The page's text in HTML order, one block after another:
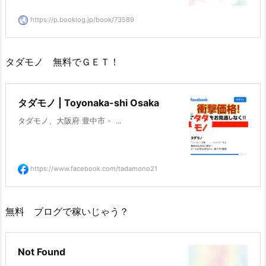
https://p.booklog.jp/book/73589
タダモノ 無料でＧＥＴ！
タダモノ | Toyonaka-shi Osaka
タダモノ、大阪府 豊中市 -  ...
https://www.facebook.com/tadamono21
無料 ブログで稼いじゃう？
Not Found